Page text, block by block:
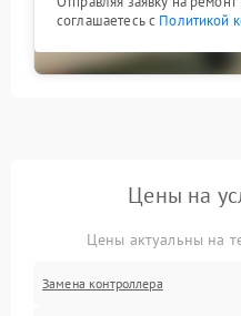
соглашаетесь с Политикой
Цены на
Цены актуальны на
Замена контроллера